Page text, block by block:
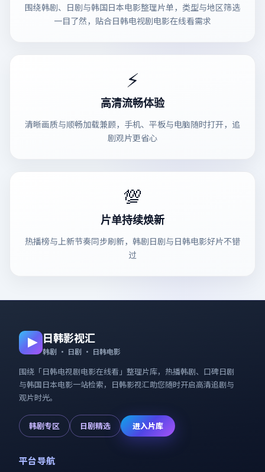
围绕韩剧、日剧与韩国日本电影整理片单，类型与地区筛选
一目了然，贴合日韩电视剧电影在线看需求
⚡
高清流畅体验
清晰画质与顺畅加载兼顾，手机、平板与电脑随时打开，追
剧观片更省心
💯
片单持续焕新
热播榜与上新节奏同步刷新，韩剧日剧与日韩电影好片不错
过
日韩影视汇
韩剧 · 日剧 · 日韩电影
围绕「日韩电视剧电影在线看 」整理片库，热播韩剧、口碑日剧
与韩国日本电影一站检索， 日韩影视汇助您随时开启高清追剧与
观片时光。
韩剧专区 日剧精选 进入片库
平台导航